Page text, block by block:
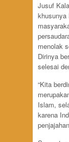
Jusuf
khusunya
menolak
Dirinya
selesai
“Kita
Islam,
karena